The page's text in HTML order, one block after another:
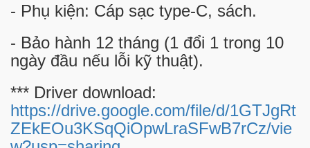
- Phụ kiện: Cáp sạc type-C, sách.
- Bảo hành 12 tháng (1 đổi 1 trong 10
ngày đầu nếu lỗi kỹ thuật).
*** Driver download:
https://drive.google.com/file/d/1GTJgRt
ZEkEOu3KSqQiOpwLraSFwB7rCz/vie